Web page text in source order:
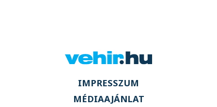
IMPRESSZUM
MÉDIAAJÁNLAT